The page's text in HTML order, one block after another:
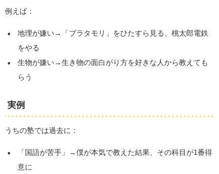
例えば：
地理が嫌い→「ブラタモリ」をひたすら見る、桃太郎電鉄
をやる
生物が嫌い→生き物の面白がり方を好きな人から教えても
らう
実例
うちの塾では過去に：
「国語が苦手」→僕が本気で教えた結果、その科目が1番得
意に